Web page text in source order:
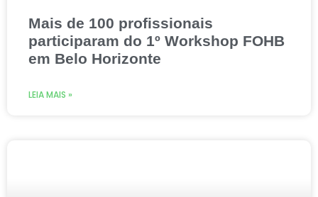
Mais de 100 profissionais
participaram do 1º Workshop FOHB
em Belo Horizonte
LEIA MAIS »